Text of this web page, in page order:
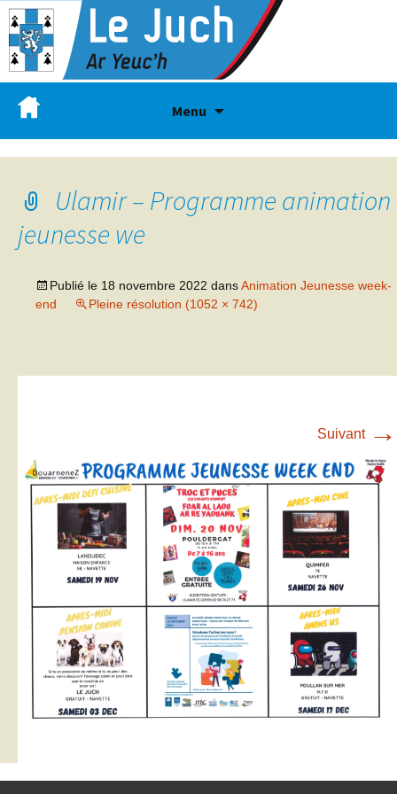
Menu
Ulamir – Programme animation
jeunesse we
Publié le 18 novembre 2022 dansAnimation Jeunesse week-
end
Pleine résolution (1052 × 742)
Suivant →